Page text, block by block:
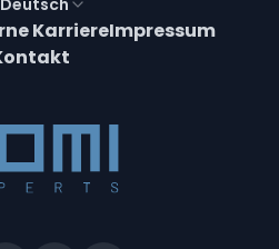
KarriereImpressum